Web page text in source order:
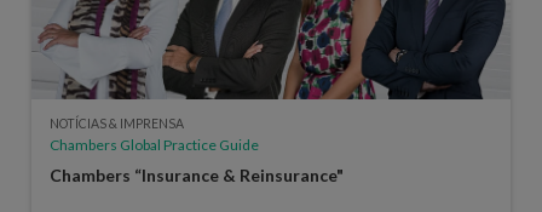
NOTÍCIAS & IMPRENSA
Chambers Global Practice Guide
Chambers “Insurance & Reinsurance"